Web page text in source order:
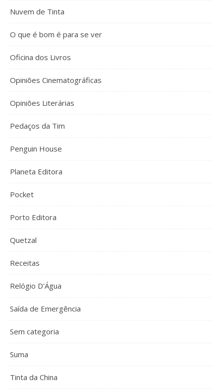
Nuvem de Tinta
O que é bom é para se ver
Oficina dos Livros
Opiniões Cinematográficas
Opiniões Literárias
Pedaços da Tim
Penguin House
Planeta Editora
Pocket
Porto Editora
Quetzal
Receitas
Relógio D'Água
Saída de Emergência
Sem categoria
Suma
Tinta da China